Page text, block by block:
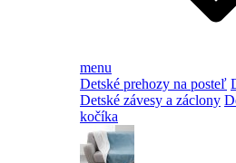
menu
Detské prehozy na posteľ
Detské závesy a záclony
kočíka